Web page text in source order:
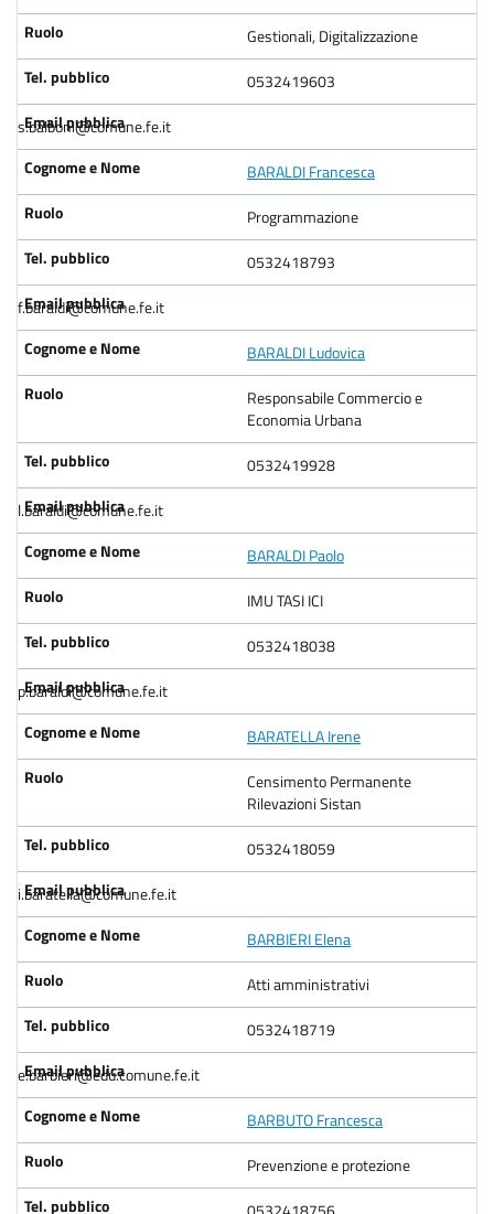
Gestionali, Digitalizzazione
0532419603
s.balboni@comune.fe.it
BARALDI Francesca
Programmazione
0532418793
f.baraldi@comune.fe.it
BARALDI Ludovica
Responsabile Commercio e
Economia Urbana
0532419928
l.baraldi@comune.fe.it
BARALDI Paolo
IMU TASI ICI
0532418038
p.baraldi@comune.fe.it
BARATELLA Irene
Censimento Permanente
Rilevazioni Sistan
0532418059
i.baratella@comune.fe.it
BARBIERI Elena
Atti amministrativi
0532418719
e.barbieri@edu.comune.fe.it
BARBUTO Francesca
Prevenzione e protezione